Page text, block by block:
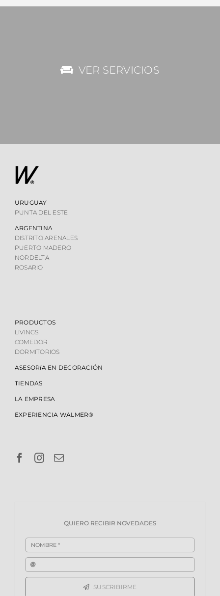
VER SERVICIOS
URUGUAY
PUNTA DEL ESTE
ARGENTINA
DISTRITO ARENALES
PUERTO MADERO
NORDELTA
ROSARIO
PRODUCTOS
LIVINGS
COMEDOR
DORMITORIOS
ASESORíA EN DECORACIÓN
TIENDAS
LA EMPRESA
EXPERIENCIA WALMER®
QUIERO RECIBIR NOVEDADES
SUSCRIBIRME